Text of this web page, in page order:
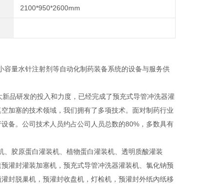
2100*950*2600mm
量水针注射剂等自动化制药装备系统的设备与服务供
品研发的投入和力度，已经完成了预充式导管冲洗器灌
加塞的技术领域，我们拥有了多项技术。面对制药行业
备。公司技术人员约占公司人员总数的80%，多数具有
胶原蛋白灌装机、植物蛋白灌装机、透明质酸灌装
灌封灌装加塞机，预充式导管冲洗器灌装机、氯化钠预
封脱巢机，预灌封收盘机，灯检机，预灌封外纸內纸移